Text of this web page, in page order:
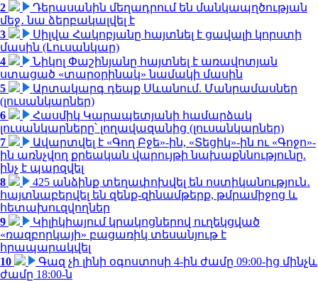
2
Դերասանին մեղադրում են մանկապղծության
մեջ․ նա ձերբակալվել է
3
Սիլվա Հակոբյանը հայտնել է ցավալի կորստի
մասին (Լուսանկար)
4
Նիկոլ Փաշինյանը հայտնել է առավոտյան
ստացած «տարօրինակ» նամակի մասին
5
Արտակարգ դեպք Սևանում. Մանրամասներ
(լուսանկարներ)
6
Հասմիկ Կարապետյանի համարձակ
լուսանկարները՝ լողավազանից (լուսանկարներ)
7
Ավարտվել է «Գող Բջե»-ին, «Տեցիկ»-ին ու «Գոջո»-
ին առնչվող քրեական վարույթի նախաքննությունը.
ինչ է պարզվել
8
425 անձինք տեղափոխվել են ոստիկանություն․
հայտնաբերվել են զենք-զինամթերք, թմրամիջոց և
հետախուզվողներ
9
Կիլիկիայում կրակոցներով ուղեկցված
«ռազբորկայի» բացառիկ տեսանյութ է
հրապարակվել
10
Գազ չի լինի օգոստոսի 4-ին ժամը 09:00-ից մինչև
ժամը 18:00-ն